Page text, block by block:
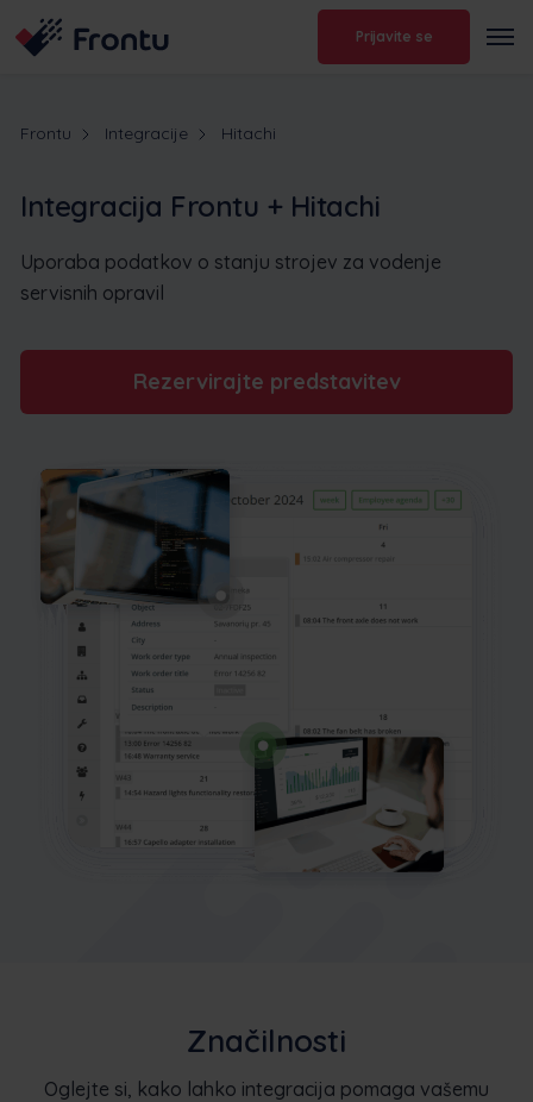
Prijavite se
Frontu Integracije Hitachi
Integracija Frontu + Hitachi
Uporaba podatkov o stanju strojev za vodenje
servisnih opravil
Rezervirajte predstavitev
Značilnosti
Oglejte si, kako lahko integracija pomaga vašemu